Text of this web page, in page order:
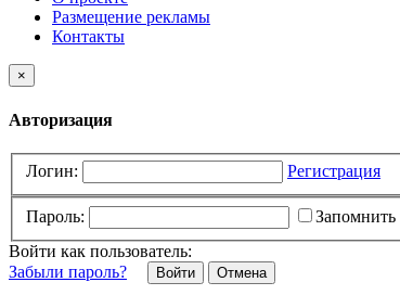
Размещение рекламы
Контакты
×
Авторизация
Логин: Регистрация
Пароль:
Запомнить
Войти как пользователь:
Забыли пароль?
Отмена